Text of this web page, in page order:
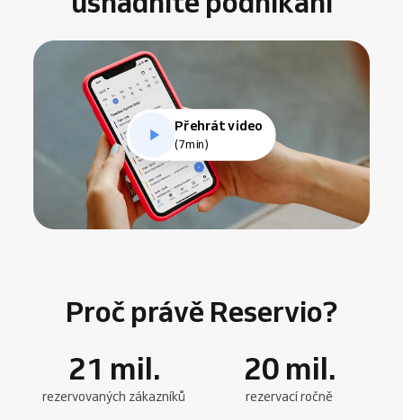
Přehrát video
(7min)
Proč právě Reservio?
21 mil.
rezervovaných zákazníků
20 mil.
rezervací ročně